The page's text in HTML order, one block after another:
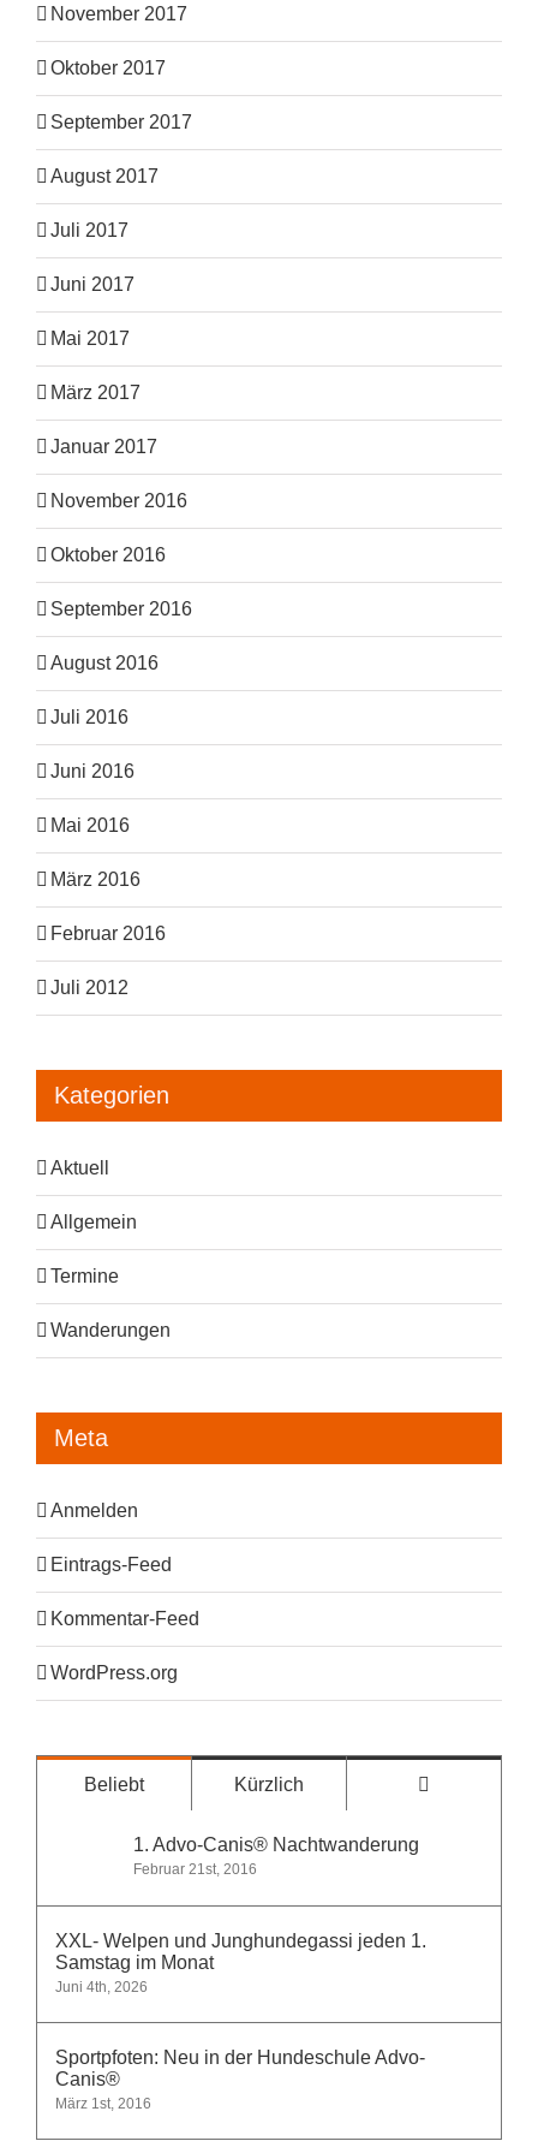
November 2017
Oktober 2017
September 2017
August 2017
Juli 2017
Juni 2017
Mai 2017
März 2017
Januar 2017
November 2016
Oktober 2016
September 2016
August 2016
Juli 2016
Juni 2016
Mai 2016
März 2016
Februar 2016
Juli 2012
Kategorien
Aktuell
Allgemein
Termine
Wanderungen
Meta
Anmelden
Eintrags-Feed
Kommentar-Feed
WordPress.org
Beliebt Kürzlich
1. Advo-Canis® Nachtwanderung
Februar 21st, 2016
XXL- Welpen und Junghundegassi jeden 1.
Samstag im Monat
Juni 4th, 2026
Sportpfoten: Neu in der Hundeschule Advo-
Canis®
März 1st, 2016